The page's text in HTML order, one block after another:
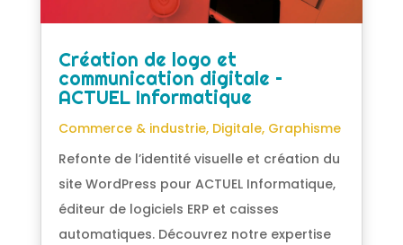
Création de logo et
communication digitale –
ACTUEL Informatique
Commerce & industrie, Digitale, Graphisme
Refonte de l’identité visuelle et création du
site WordPress pour ACTUEL Informatique,
éditeur de logiciels ERP et caisses
automatiques. Découvrez notre expertise